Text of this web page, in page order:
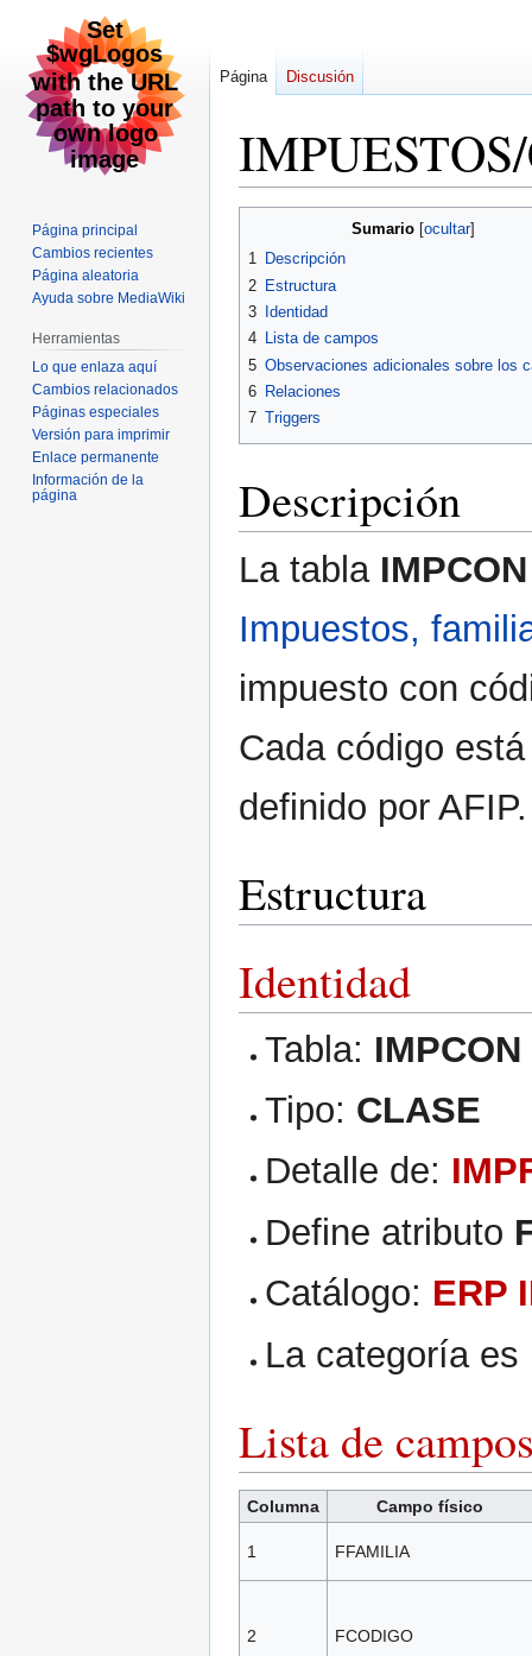
navegación
búsqueda
Sumario
1 Descripción
2 Estructura
3
Identidad
4 Lista de campos
5 Observaciones adicionales sobre los
6 Relaciones
7 Triggers
Descripción
La tabla IMPCON
Impuestos,
impuesto con
Cada código
definido por AFIP.
Estructura
Identidad
Tabla: IMPCON
Tipo: CLASE
Detalle de:
Define atributo
Catálogo: ERP
La categoría es
Lista de
Columna Campo físico
1 FFAMILIA
2 FCODIGO
Página Discusión
Página principal
Cambios recientes
Página aleatoria
Ayuda sobre MediaWiki
Herramientas
Lo que enlaza aquí
Cambios relacionados
Páginas especiales
Versión para imprimir
Enlace permanente
Información de la
página